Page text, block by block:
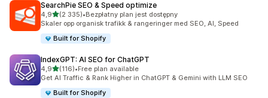
SearchPie SEO & Speed optimize
4,9na 5 gwiazdek
(2 335)
Łączna liczba recenzji: 2335
•Bezpłatny plan jest dostępny
Skaler opp organisk trafikk & rangeringer med SEO, AI, Speed
Built for Shopify
IndexGPT: AI SEO for ChatGPT
4,9na 5 gwiazdek
(116)
Łączna liczba recenzji: 116
•Free plan available
Get AI Traffic & Rank Higher in ChatGPT & Gemini with LLM SEO
Built for Shopify